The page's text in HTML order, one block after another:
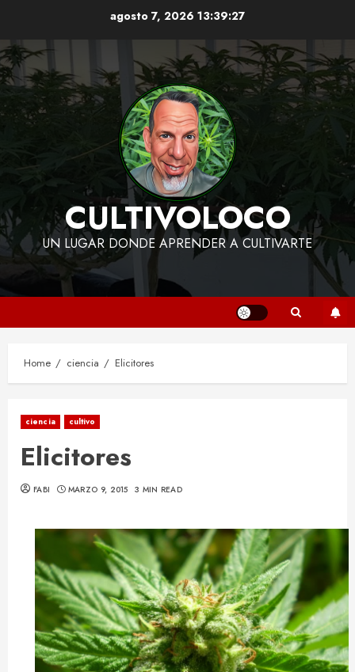
content
agosto 7, 2026 13:39:27
CULTIVOLOCO
UN LUGAR DONDE APRENDER A CULTIVARTE
Home ciencia Elicitores
ciencia cultivo
Elicitores
FABI MARZO 9, 2015 3 MIN READ